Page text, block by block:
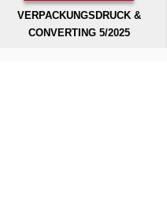
VERPACKUNGSDRUCK &
CONVERTING 5/2025